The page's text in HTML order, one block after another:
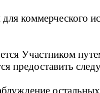
коммерческого
Участником
предоставить